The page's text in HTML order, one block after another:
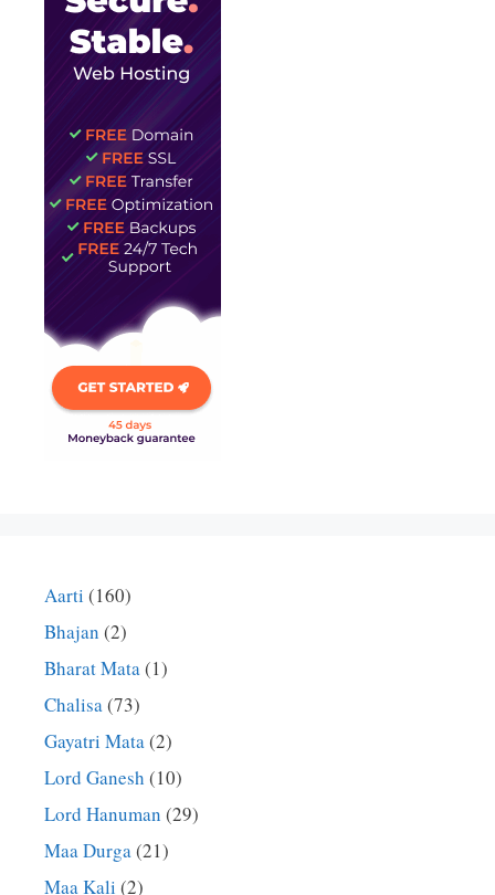
Aarti (160)
Bhajan (2)
Bharat Mata(1)
Chalisa(73)
Gayatri Mata(2)
Lord Ganesh (10)
Lord Hanuman (29)
Maa Durga(21)
Maa Kali (2)